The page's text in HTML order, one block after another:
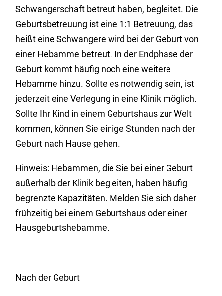
Schwangerschaft betreut haben, begleitet. Die
Geburtsbetreuung ist eine 1:1 Betreuung, das
heißt eine Schwangere wird bei der Geburt von
einer Hebamme betreut. In der Endphase der
Geburt kommt häufig noch eine weitere
Hebamme hinzu. Sollte es notwendig sein, ist
jederzeit eine Verlegung in eine Klinik möglich.
Sollte Ihr Kind in einem Geburtshaus zur Welt
kommen, können Sie einige Stunden nach der
Geburt nach Hause gehen.
Hinweis: Hebammen, die Sie bei einer Geburt
außerhalb der Klinik begleiten, haben häufig
begrenzte Kapazitäten. Melden Sie sich daher
frühzeitig bei einem Geburtshaus oder einer
Hausgeburtshebamme.
Nach der Geburt